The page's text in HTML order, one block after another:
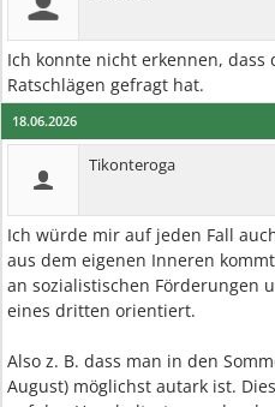
Ich konnte nicht erkennen, dass
Ratschlägen gefragt hat.
18.06.2026
Tikonteroga
Ich würde mir auf jeden Fall
aus dem eigenen Inneren
an sozialistischen Förderungen
eines dritten orientiert.
Also z. B. dass man in den
August) möglichst autark ist.